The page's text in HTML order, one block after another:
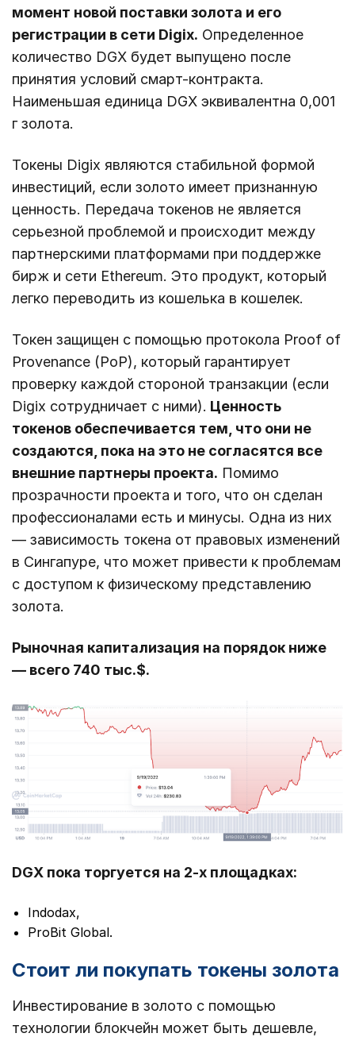
момент новой поставки золота и его
регистрации в сети Digix. Определенное
количество DGX будет выпущено после
принятия условий смарт-контракта.
Наименьшая единица DGX эквивалентна 0,001
г золота.
Токены Digix являются стабильной формой
инвестиций, если золото имеет признанную
ценность. Передача токенов не является
серьезной проблемой и происходит между
партнерскими платформами при поддержке
бирж и сети Ethereum. Это продукт, который
легко переводить из кошелька в кошелек.
Токен защищен с помощью протокола Proof of
Provenance (PoP), который гарантирует
проверку каждой стороной транзакции (если
Digix сотрудничает с ними). Ценность
токенов обеспечивается тем, что они не
создаются, пока на это не согласятся все
внешние партнеры проекта. Помимо
прозрачности проекта и того, что он сделан
профессионалами есть и минусы. Одна из них
— зависимость токена от правовых изменений
в Сингапуре, что может привести к проблемам
с доступом к физическому представлению
золота.
Рыночная капитализация на порядок ниже
— всего 740 тыс.$.
DGX пока торгуется на 2-х площадках:
Indodax,
ProBit Global.
Стоит ли покупать токены золота
Инвестирование в золото с помощью
технологии блокчейн может быть дешевле,